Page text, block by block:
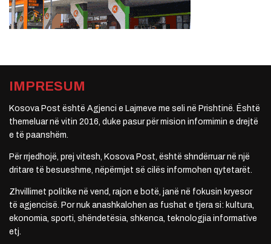
IMPRESUM
Kosova Post është Agjenci e Lajmeve me seli në Prishtinë. Është
themeluar në vitin 2016, duke pasur për mision informimin e drejtë
e të paanshëm.
Për rrjedhojë, prej vitesh, Kosova Post, është shndërruar në një
dritare të besueshme, nëpërmjet së cilës informohen qytetarët.
Zhvillimet politike në vend, rajon e botë, janë në fokusin kryesor
të agjencisë. Por nuk anashkalohen as fushat e tjera si: kultura,
ekonomia, sporti, shëndetësia, shkenca, teknologjia informative
etj.